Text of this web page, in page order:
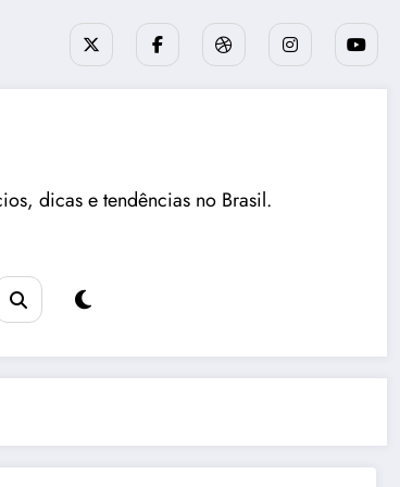
dicas e tendências no Brasil.